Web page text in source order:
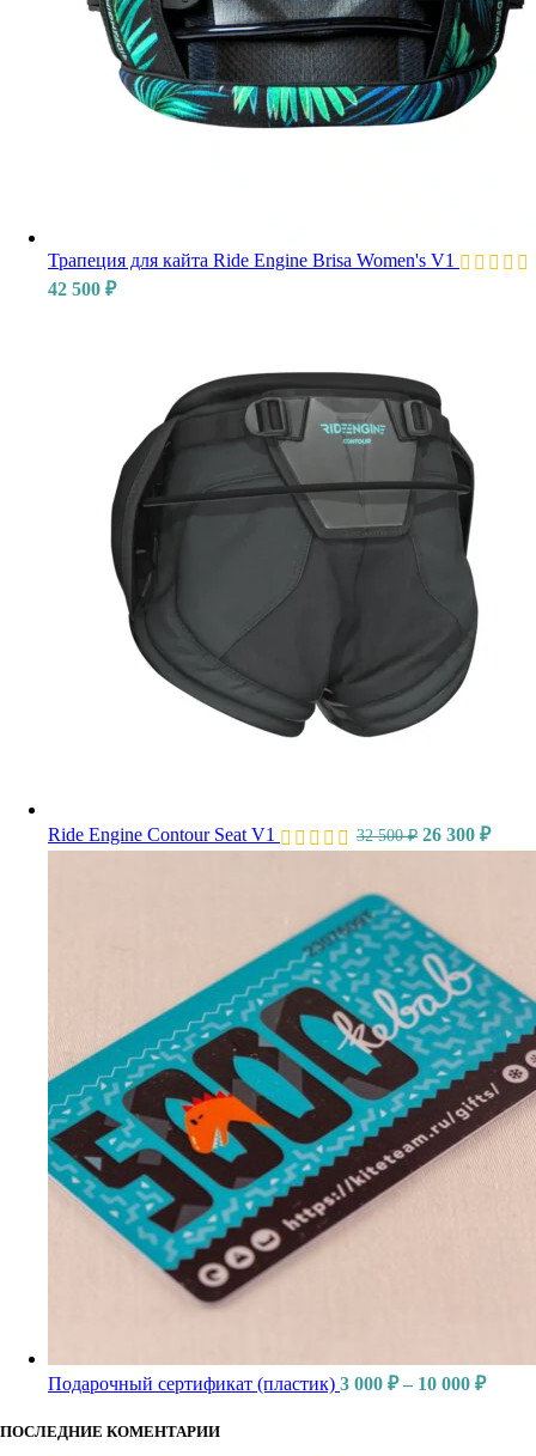
Трапеция для кайта Ride Engine Brisa Women's V1
42 500 ₽
Ride Engine Contour Seat V1 32 500₽ 26 300 ₽
Подарочный сертификат (пластик) 3 000 ₽ – 10 000 ₽
ПОСЛЕДНИЕ КОМЕНТАРИИ